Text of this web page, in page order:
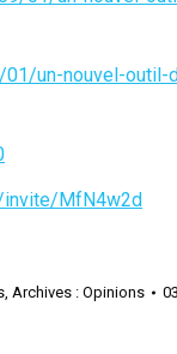
un-nouvel-
MfN4w2d
, Archives : Opinions